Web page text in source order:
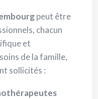
peut être
chacun
et
de la famille,
sollicités :